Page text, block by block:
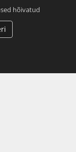
hõivatud